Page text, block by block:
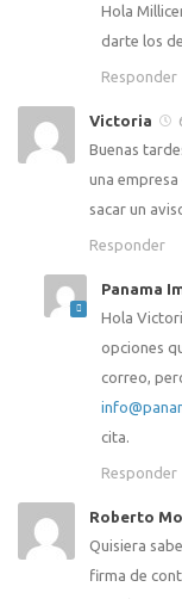
Hola
darte los
Responder
Victoria
Buenas
una
sacar un
Responder
Panama
Hola
opciones
correo,
cita.
Responder
Roberto
Quisiera
firma de